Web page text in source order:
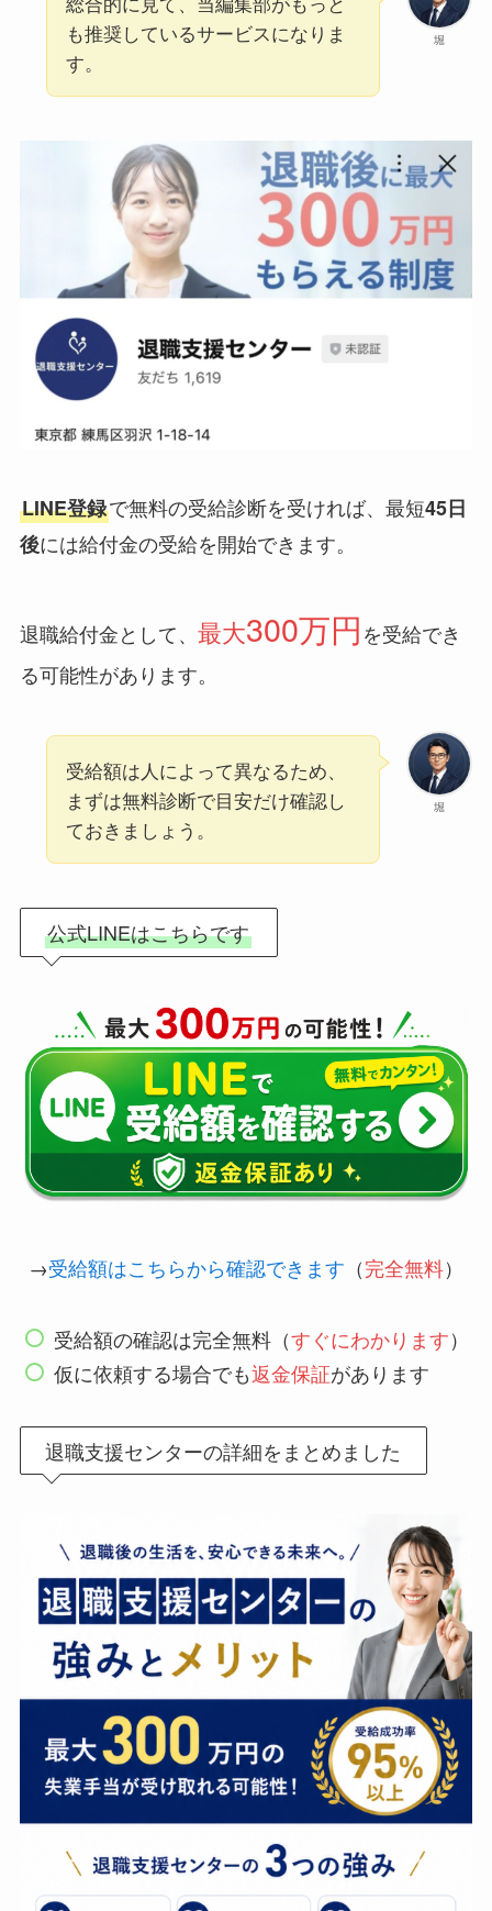
堀
も推奨しているサービスになりま
す。
LINE登録で無料の受給診断を受ければ、最短45日
後には給付金の受給を開始できます。
退職給付金として、 最大300万円を受給でき
る可能性があります。
堀
受給額は人によって異なるため、
まずは無料診断で目安だけ確認し
ておきましょう。
公式LINEはこちらです
→受給額はこちらから確認できます （完全無料）
受給額の確認は完全無料（すぐにわかります）
仮に依頼する場合でも返金保証があります
退職支援センターの詳細をまとめました